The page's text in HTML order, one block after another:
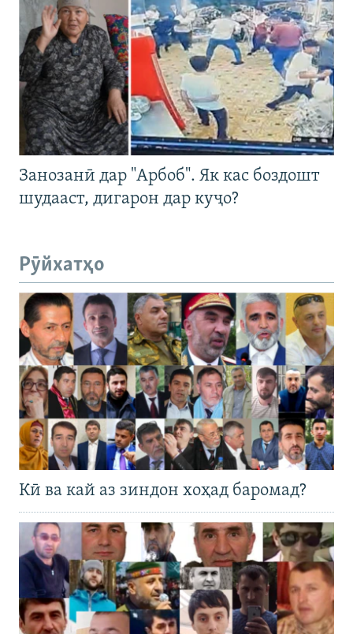
Занозанӣ дар "Арбоб". Як кас боздошт
шудааст, дигарон дар куҷо?
Рӯйхатҳо
Кӣ ва кай аз зиндон хоҳад баромад?